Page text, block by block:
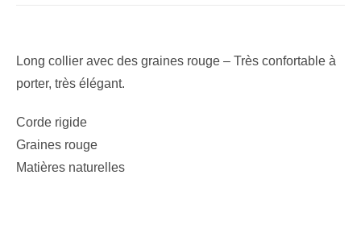
Long collier avec des graines rouge – Très confortable à
porter, très élégant.
Corde rigide
Graines rouge
Matières naturelles